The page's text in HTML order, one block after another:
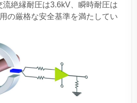
流絶縁耐圧は3.6kV、瞬時耐圧は
の厳格な安全基準を満たしてい